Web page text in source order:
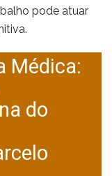
pode atuar
Médica:
do